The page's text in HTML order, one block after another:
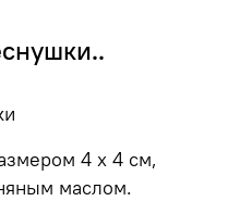
4 х 4 см,
маслом.